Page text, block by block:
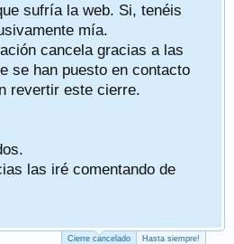
sufría la web. Si, tenéis
mía.
cancela gracias a las
se han puesto en contacto
revertir este cierre.
las iré comentando de
Cierre cancelado Hasta siempre!